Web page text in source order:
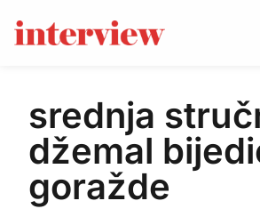
srednja
džemal
goražde